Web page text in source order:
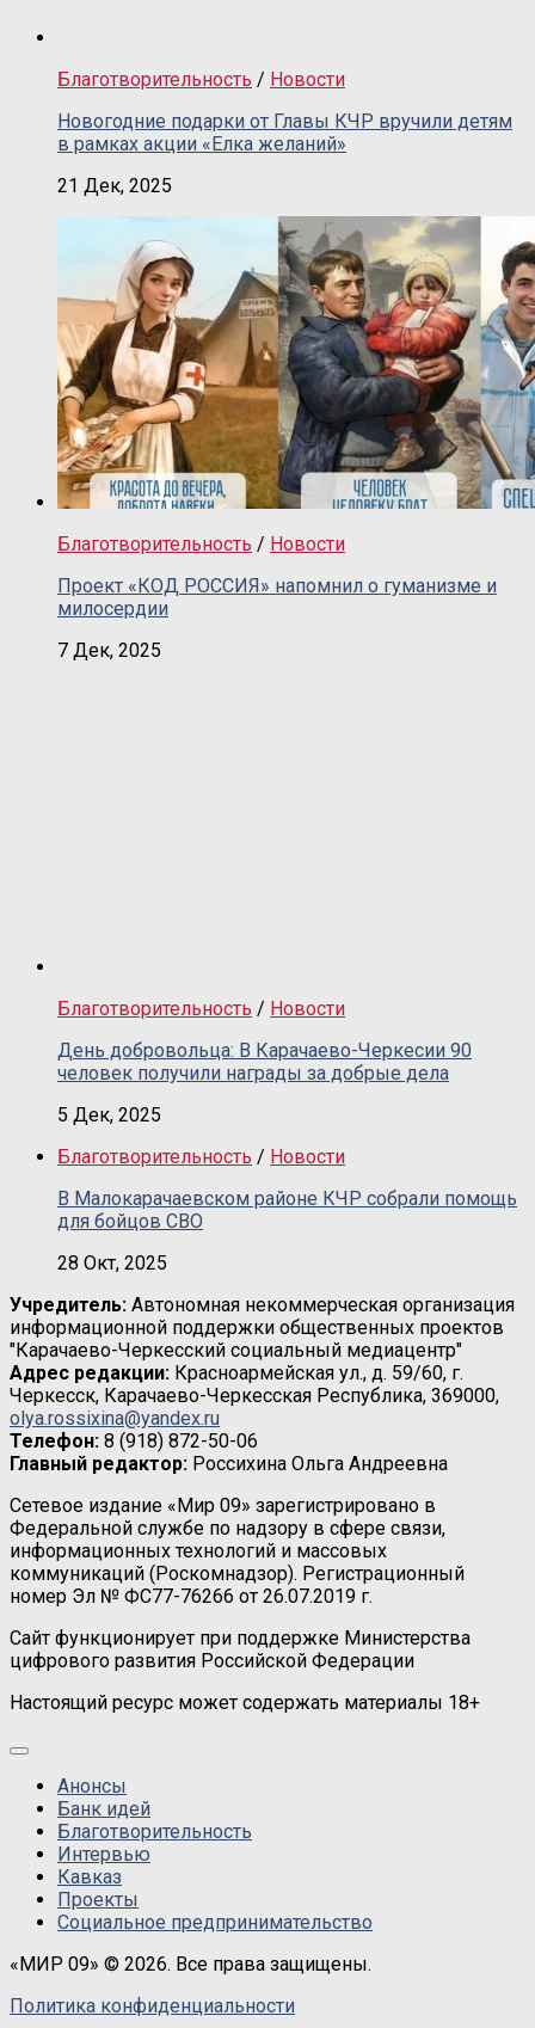
Благотворительность / Новости
Новогодние подарки от Главы КЧР вручили детям
в рамках акции «Елка желаний»
21 Дек, 2025
Благотворительность / Новости
Проект «КОД РОССИЯ» напомнил о гуманизме и
милосердии
7 Дек, 2025
Благотворительность / Новости
День добровольца: В Карачаево-Черкесии 90
человек получили награды за добрые дела
5 Дек, 2025
Благотворительность / Новости
В Малокарачаевском районе КЧР собрали помощь
для бойцов СВО
28 Окт, 2025
Учредитель: Автономная некоммерческая организация
информационной поддержки общественных проектов
"Карачаево-Черкесский социальный медиацентр"
Адрес редакции: Красноармейская ул., д. 59/60, г.
Черкесск, Карачаево-Черкесская Республика, 369000,
olya.rossixina@yandex.ru
Телефон: 8 (918) 872-50-06
Главный редактор: Россихина Ольга Андреевна
Сетевое издание «Мир 09» зарегистрировано в
Федеральной службе по надзору в сфере связи,
информационных технологий и массовых
коммуникаций (Роскомнадзор). Регистрационный
номер Эл № ФС77-76266 от 26.07.2019 г.
Сайт функционирует при поддержке Министерства
цифрового развития Российской Федерации
Настоящий ресурс может содержать материалы 18+
Анонсы
Банк идей
Благотворительность
Интервью
Кавказ
Проекты
Социальное предпринимательство
«МИР 09» © 2026. Все права защищены.
Политика конфиденциальности